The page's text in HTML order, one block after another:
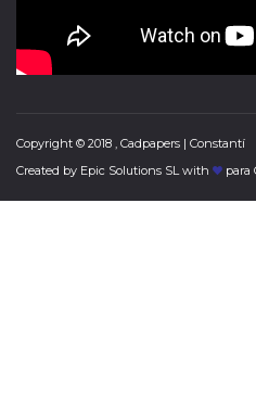
Copyright © 2018 , Cadpapers | Constantí
Created by Epic Solutions SL with para